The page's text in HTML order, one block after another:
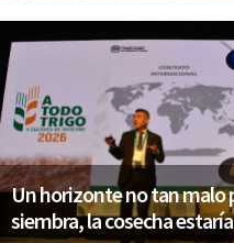
Un horizonte no tan malo
siembra, la cosecha